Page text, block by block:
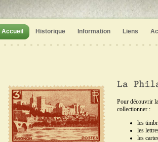
Accueil Historique Information Liens
Pour découvrir
collectionner :
les
les
les